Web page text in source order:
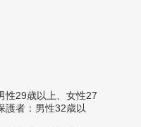
性29歳以上、女性27
護者：男性32歳以